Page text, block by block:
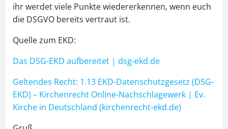
ihr werdet viele Punkte wiedererkennen, wenn euch
die DSGVO bereits vertraut ist.
Quelle zum EKD:
Das DSG-EKD aufbereitet | dsg-ekd.de
Geltendes Recht: 1.13 EKD-Datenschutzgesetz (DSG-
EKD) – Kirchenrecht Online-Nachschlagewerk | Ev.
Kirche in Deutschland (kirchenrecht-ekd.de)